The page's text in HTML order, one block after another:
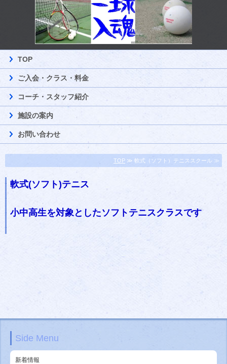
TOP
ご入会・クラス・料金
コーチ・スタッフ紹介
施設の案内
お問い合わせ
TOP ≫ 軟式（ソフト）テニススクール ≫
軟式(ソフト)テニス
小中高生を対象としたソフトテニスクラスです
Side Menu
新着情報